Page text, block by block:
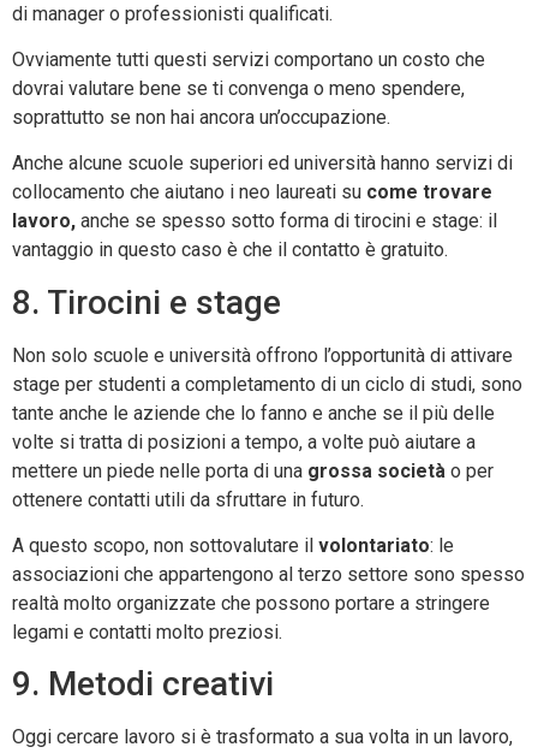
di manager o professionisti qualificati.
Ovviamente tutti questi servizi comportano un costo che
dovrai valutare bene se ti convenga o meno spendere,
soprattutto se non hai ancora un’occupazione.
Anche alcune scuole superiori ed università hanno servizi di
collocamento che aiutano i neo laureati su come trovare
lavoro, anche se spesso sotto forma di tirocini e stage: il
vantaggio in questo caso è che il contatto è gratuito.
8. Tirocini e stage
Non solo scuole e università offrono l’opportunità di attivare
stage per studenti a completamento di un ciclo di studi, sono
tante anche le aziende che lo fanno e anche se il più delle
volte si tratta di posizioni a tempo, a volte può aiutare a
mettere un piede nelle porta di una grossa società o per
ottenere contatti utili da sfruttare in futuro.
A questo scopo, non sottovalutare il volontariato: le
associazioni che appartengono al terzo settore sono spesso
realtà molto organizzate che possono portare a stringere
legami e contatti molto preziosi.
9. Metodi creativi
Oggi cercare lavoro si è trasformato a sua volta in un lavoro,